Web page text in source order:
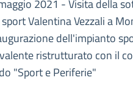
2021 - Visita della
Valentina Vezzali a
dell'impianto
ristrutturato con il
"Sport e Periferie"